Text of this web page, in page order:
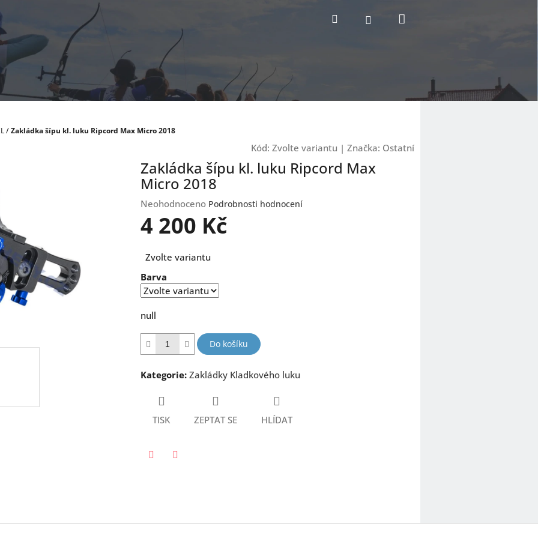
Hledat Přihlášení
/Zakládka šípu kl. luku Ripcord Max Micro 2018
Kód: Zvolte variantu | Značka: Ostatní
Zakládka šípu kl. luku Ripcord Max
Micro 2018
Průměrné
hodnocení
produktu
0,0
5
hvězdiček.
Neohodnoceno Podrobnosti hodnocení
4 200 Kč
cena:
Zvolte variantu
Barva
null
Do košíku
Kategorie: Zakládky Kladkového luku
TISK ZEPTAT SE HLÍDAT